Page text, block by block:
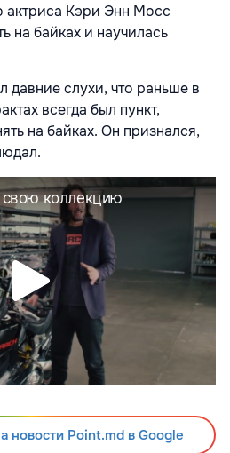
актриса Кэри Энн Мосс
на байках и научилась
давние слухи, что раньше в
всегда был пункт,
на байках. Он признался,
новости Point.md в Google